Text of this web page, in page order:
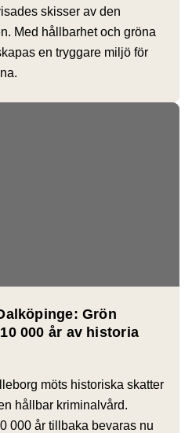
skisser av den
Med hållbarhet och gröna
en tryggare miljö för
Grön
000 år av historia
möts historiska skatter
hållbar kriminalvård.
000 år tillbaka bevaras nu